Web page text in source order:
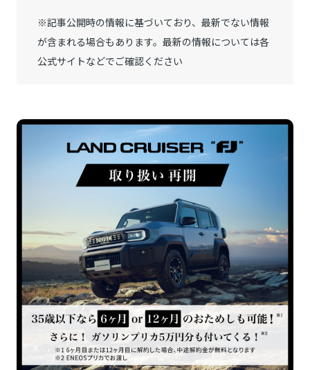
※記事公開時の情報に基づいており、最新でない情報
が含まれる場合もあります。最新の情報については各
公式サイトなどでご確認ください